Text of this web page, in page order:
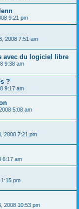
9:21 pm
2008 7:51 am
avec du logiciel libre
9:38 am
?
9:17 am
5:08 am
2008 7:21 pm
6:17 am
pm
2008 10:53 pm